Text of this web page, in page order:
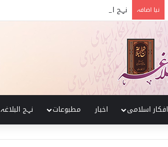
نیا اضافہ نہج البلاغہ میں حقیقی شیعہ کی پہچان
افکار اسلامی اخبار مطبوعات نہج البلاغہ